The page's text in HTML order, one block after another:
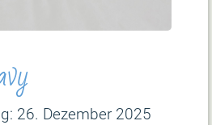
26. Dezember 2025